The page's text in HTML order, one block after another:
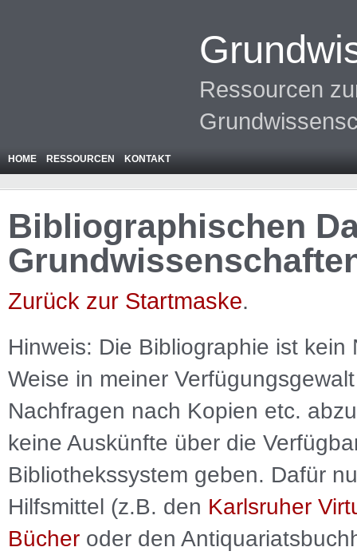
Ressourcen
HOME RESSOURCEN KONTAKT
Bibliographischen
Zurück zur Startmaske.
Hinweis: Die Bibliographie ist kein
Weise in meiner
Nachfragen nach Kopien etc.
keine Auskünfte über die
Bibliothekssystem geben. Dafür
Hilfsmittel (z.B. den Karlsruher
Bücher oder den